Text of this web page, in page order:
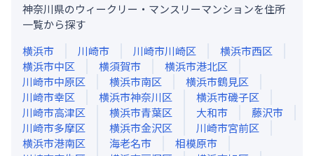
神奈川県のウィークリー・マンスリーマンションを住所
一覧から探す
横浜市
川崎市 川崎市川崎区
横浜市西区
横浜市中区
横須賀市
横浜市港北区
川崎市中原区
横浜市南区
横浜市鶴見区
川崎市幸区
横浜市神奈川区
横浜市磯子区
川崎市高津区
横浜市青葉区 大和市
藤沢市
川崎市多摩区
横浜市金沢区
川崎市宮前区
横浜市港南区
海老名市
相模原市